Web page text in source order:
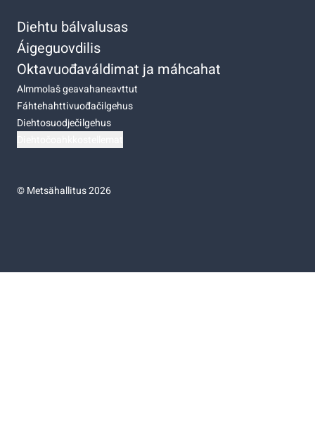
Diehtu bálvalusas
Áigeguovdilis
Oktavuođaváldimat ja máhcahat
Almmolaš geavahaneavttut
Fáhtehahttivuođačilgehus
Diehtosuodječilgehus
©Metsähallitus 2026